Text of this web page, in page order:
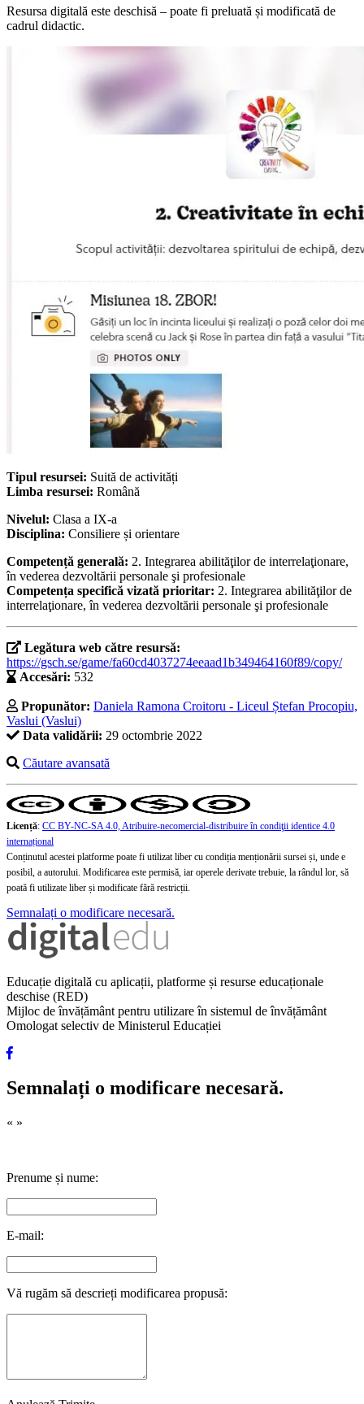
Resursa digitală este deschisă – poate fi preluată și modificată de
cadrul didactic.
Tipul resursei: Suită de activități
Limba resursei: Română
Nivelul: Clasa a IX-a
Disciplina: Consiliere și orientare
Competență generală: 2. Integrarea abilităţilor de interrelaţionare,
în vederea dezvoltării personale şi profesionale
Competența specifică vizată prioritar: 2. Integrarea abilităţilor de
interrelaţionare, în vederea dezvoltării personale şi profesionale
Legătura web către resursă:
https://gsch.se/game/fa60cd4037274eeaad1b349464160f89/copy/
Accesări: 532
Propunător: Daniela Ramona Croitoru - Liceul Ștefan Procopiu,
Vaslui (Vaslui)
Data validării: 29 octombrie 2022
Căutare avansată
Licență: CC BY-NC-SA 4.0, Atribuire-necomercial-distribuire în condiţii identice 4.0
internațional
Conținutul acestei platforme poate fi utilizat liber cu condiția menționării sursei și, unde e
posibil, a autorului. Modificarea este permisă, iar operele derivate trebuie, la rândul lor, să
poată fi utilizate liber și modificate fără restricții.
Semnalați o modificare necesară.
Educație digitală cu aplicații, platforme și resurse educaționale
deschise (RED)
Mijloc de învățământ pentru utilizare în sistemul de învățământ
Omologat selectiv de Ministerul Educației
Semnalați o modificare necesară.
« »
Prenume și nume:
E-mail:
Vă rugăm să descrieți modificarea propusă: